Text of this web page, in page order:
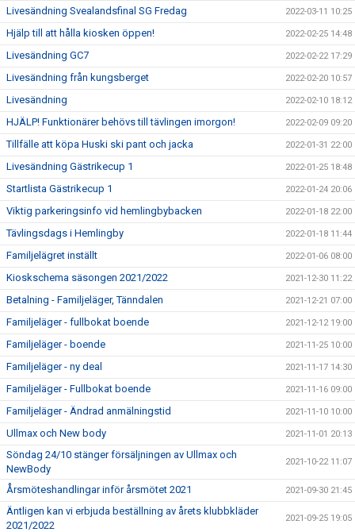
Livesändning Svealandsfinal SG Fredag 2022-03-11 10:25
Hjälp till att hålla kiosken öppen! 2022-02-25 14:48
Livesändning GC7 2022-02-22 17:29
Livesändning från kungsberget 2022-02-20 10:57
Livesändning 2022-02-10 18:12
HJÄLP! Funktionärer behövs till tävlingen imorgon! 2022-02-09 09:20
Tillfälle att köpa Huski ski pant och jacka 2022-01-31 22:00
Livesändning Gästrikecup 1 2022-01-25 18:48
Startlista Gästrikecup 1 2022-01-24 20:06
Viktig parkeringsinfo vid hemlingbybacken 2022-01-18 22:00
Tävlingsdags i Hemlingby 2022-01-18 11:44
Familjelägret inställt 2022-01-06 08:00
Kioskschema säsongen 2021/2022 2021-12-30 11:22
Betalning - Familjeläger, Tänndalen 2021-12-21 07:00
Familjeläger - fullbokat boende 2021-12-12 19:00
Familjeläger - boende 2021-11-25 10:00
Familjeläger - ny deal 2021-11-17 14:30
Familjeläger - Fullbokat boende 2021-11-16 09:00
Familjeläger - Ändrad anmälningstid 2021-11-10 10:00
Ullmax och New body 2021-11-01 20:13
Söndag 24/10 stänger försäljningen av Ullmax och
NewBody
2021-10-22 11:07
Årsmöteshandlingar inför årsmötet 2021 2021-09-30 21:45
Äntligen kan vi erbjuda beställning av årets klubbkläder
2021/2022
2021-09-25 19:05